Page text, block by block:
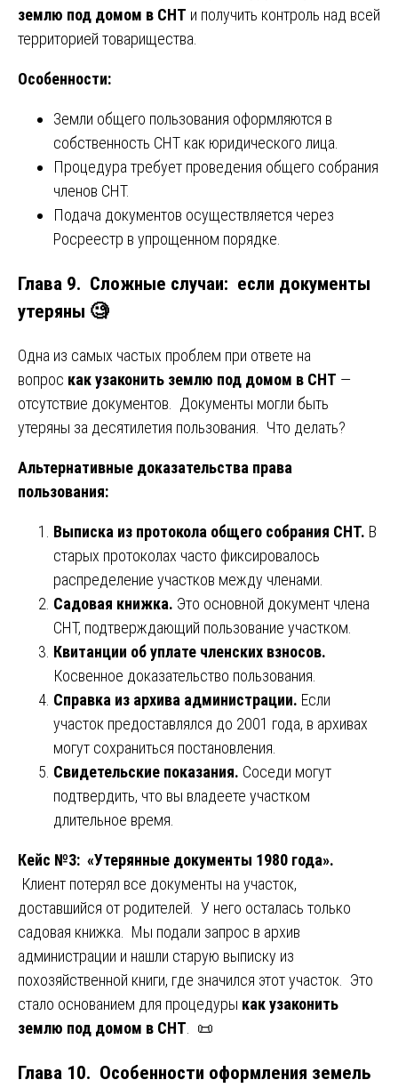
землю под домом в СНТ и получить контроль над всей
территорией товарищества.
Особенности:
Земли общего пользования оформляются в
собственность СНТ как юридического лица.
Процедура требует проведения общего собрания
членов СНТ.
Подача документов осуществляется через
Росреестр в упрощенном порядке.
Глава 9. Сложные случаи: если документы
утеряны 🧐
Одна из самых частых проблем при ответе на
вопрос как узаконить землю под домом в СНТ —
отсутствие документов. Документы могли быть
утеряны за десятилетия пользования. Что делать?
Альтернативные доказательства права
пользования:
Выписка из протокола общего собрания СНТ. В
старых протоколах часто фиксировалось
распределение участков между членами.
Садовая книжка. Это основной документ члена
СНТ, подтверждающий пользование участком.
Квитанции об уплате членских взносов.
Косвенное доказательство пользования.
Справка из архива администрации. Если
участок предоставлялся до 2001 года, в архивах
могут сохраниться постановления.
Свидетельские показания. Соседи могут
подтвердить, что вы владеете участком
длительное время.
Кейс №3: «Утерянные документы 1980 года».
Клиент потерял все документы на участок,
доставшийся от родителей. У него осталась только
садовая книжка. Мы подали запрос в архив
администрации и нашли старую выписку из
похозяйственной книги, где значился этот участок. Это
стало основанием для процедуры как узаконить
землю под домом в СНТ . 📜
Глава 10. Особенности оформления земель